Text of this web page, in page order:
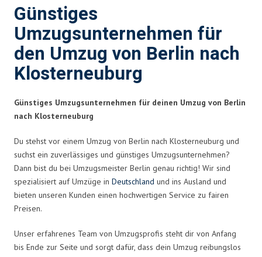
Günstiges
Umzugsunternehmen für
den Umzug von Berlin nach
Klosterneuburg
Günstiges Umzugsunternehmen für deinen Umzug von Berlin
nach Klosterneuburg
Du stehst vor einem Umzug von Berlin nach Klosterneuburg und
suchst ein zuverlässiges und günstiges Umzugsunternehmen?
Dann bist du bei Umzugsmeister Berlin genau richtig! Wir sind
spezialisiert auf Umzüge in Deutschland und ins Ausland und
bieten unseren Kunden einen hochwertigen Service zu fairen
Preisen.
Unser erfahrenes Team von Umzugsprofis steht dir von Anfang
bis Ende zur Seite und sorgt dafür, dass dein Umzug reibungslos